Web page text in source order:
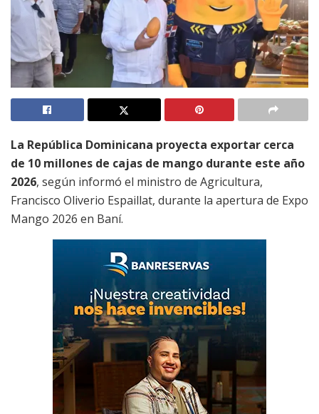
La República Dominicana proyecta exportar cerca
de 10 millones de cajas de mango durante este año
2026, según informó el ministro de Agricultura,
Francisco Oliverio Espaillat, durante la apertura de Expo
Mango 2026 en Baní.